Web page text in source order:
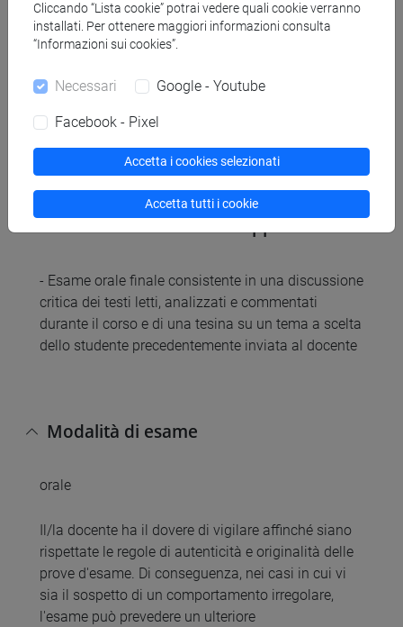
Vattimo, G. "Heidegger", Laterza, Roma-Bari 2001
Volpi, F. "La trasformazione della fenomenologia
da Husserl a Heidegger", Teoria, 4/1984
Volpi, F. (ed.) "Guida a Heidegger", Laterza, Roma-
Bari, 2008
Modalità di verifica dell'apprendimento
- Esame orale finale consistente in una discussione
critica dei testi letti, analizzati e commentati
durante il corso e di una tesina su un tema a scelta
dello studente precedentemente inviata al docente
Modalità di esame
orale
Il/la docente ha il dovere di vigilare affinché siano
rispettate le regole di autenticità e originalità delle
prove d'esame. Di conseguenza, nei casi in cui vi
sia il sospetto di un comportamento irregolare,
l'esame può prevedere un ulteriore
Cliccando “Lista cookie” potrai vedere quali cookie verranno
installati. Per ottenere maggiori informazioni consulta
“Informazioni sui cookies”.
Necessari Google - Youtube
Facebook - Pixel
Accetta i cookies selezionati
Accetta tutti i cookie